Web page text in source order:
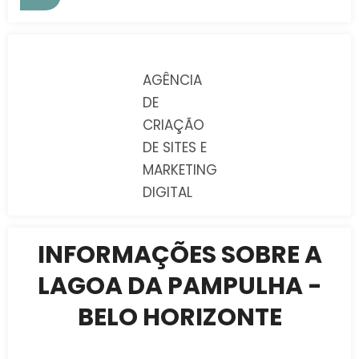
AGÊNCIA
DE
CRIAÇÃO
DE SITES E
MARKETING
DIGITAL
INFORMAÇÕES SOBRE A
LAGOA DA PAMPULHA -
BELO HORIZONTE